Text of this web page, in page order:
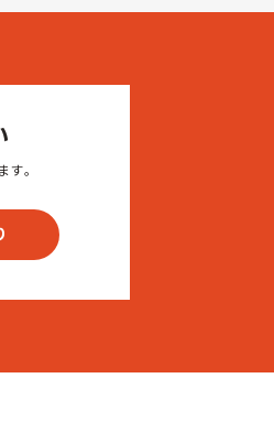
。